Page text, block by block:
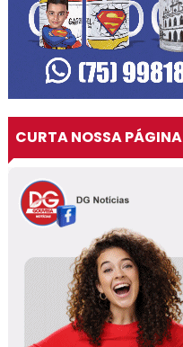
CURTA NOSSA PÁGINA